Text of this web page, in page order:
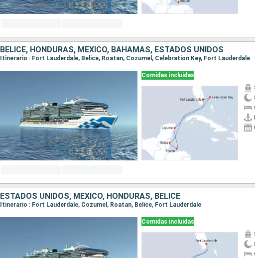
BELICE, HONDURAS, MÉXICO, BAHAMAS, ESTADOS UNIDOS
Itinerario : Fort Lauderdale, Belice, Roatan, Cozumel, Celebration Key, Fort Lauderdale
Comidas incluidas
ESTADOS UNIDOS, MÉXICO, HONDURAS, BELICE
Itinerario : Fort Lauderdale, Cozumel, Roatan, Belice, Fort Lauderdale
Comidas incluidas